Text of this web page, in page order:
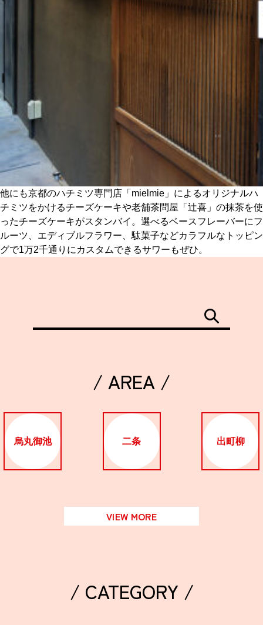
他にも京都のハチミツ専門店「mielmie」によるオリジナルハ
チミツをかけるチーズケーキや老舗茶問屋「辻喜」の抹茶を使
ったチーズケーキがスタンバイ。選べるベースフレーバーにフ
ルーツ、エディブルフラワー、駄菓子などカラフルなトッピン
グで1万2千通りにカスタムできるサワーもぜひ。
/ AREA /
烏丸御池 二条 出町柳
VIEW MORE
/ CATEGORY /